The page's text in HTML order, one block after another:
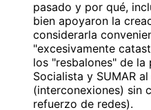
pasado y por qué,
bien apoyaron la
considerarla
"excesivamente
los "resbalones" de
Socialista y SUMAR
(interconexiones) sin
refuerzo de redes).